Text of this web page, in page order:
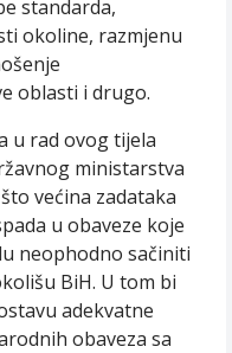
standarda,
okoline, razmjenu
oblasti i drugo.
u rad ovog tijela
ministarstva
većina zadataka
u obaveze koje
neophodno sačiniti
BiH. U tom bi
adekvatne
obaveza sa